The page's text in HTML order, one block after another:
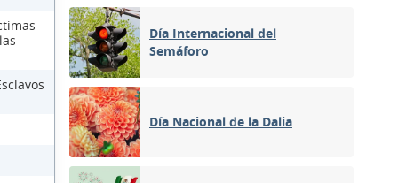
Día Internacional del
Semáforo
Día Nacional de la Dalia